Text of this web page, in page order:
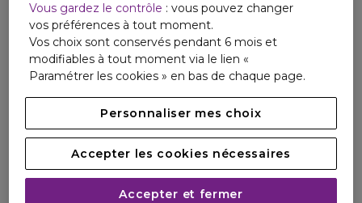
Made In France, cette fragrance a été créée grâce au
savoir-faire français.
Vous gardez le contrôle : vous pouvez changer
vos préférences à tout moment.
Vos choix sont conservés pendant 6 mois et
modifiables à tout moment via le lien «
Paramétrer les cookies » en bas de chaque page.
Personnaliser mes choix
Accepter les cookies nécessaires
Accepter et fermer